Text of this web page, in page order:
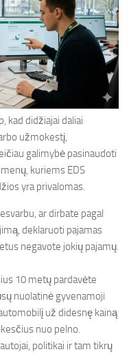
kad didžiajai daliai
užmokestį,
galimybė pasinaudoti
kuriems EDS
yra privalomas.
ar dirbate pagal
deklaruoti pajamas
negavote jokių pajamų.
10 metų pardavėte
nuolatinė gyvenamoji
už didesnę kainą
nuo pelno.
politikai ir tam tikrų